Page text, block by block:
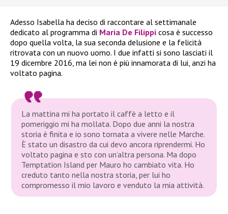
Adesso Isabella ha deciso di raccontare al settimanale
dedicato al programma di Maria De Filippi cosa è successo
dopo quella volta, la sua seconda delusione e la felicità
ritrovata con un nuovo uomo. I due infatti si sono lasciati il
19 dicembre 2016, ma lei non è più innamorata di lui, anzi ha
voltato pagina.
La mattina mi ha portato il caffè a letto e il
pomeriggio mi ha mollata. Dopo due anni la nostra
storia è finita e io sono tornata a vivere nelle Marche.
È stato un disastro da cui devo ancora riprendermi. Ho
voltato pagina e sto con un’altra persona. Ma dopo
Temptation Island per Mauro ho cambiato vita. Ho
creduto tanto nella nostra storia, per lui ho
compromesso il mio lavoro e venduto la mia attività.